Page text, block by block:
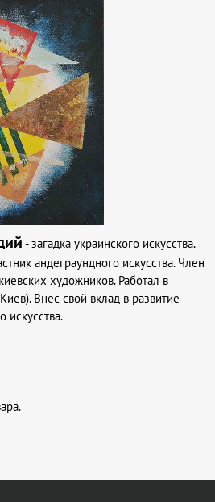
- загадка украинского искусства.
андеграундного искусства. Член
художников. Работал в
Внёс свой вклад в развитие
искусства.